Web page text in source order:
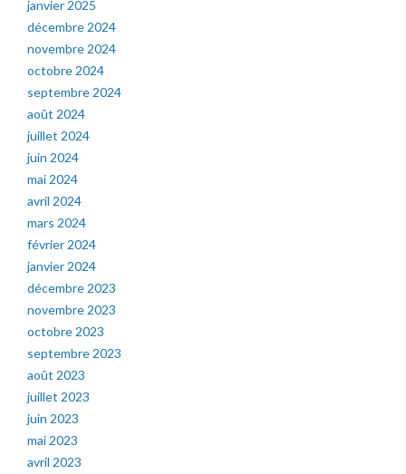
janvier 2025
décembre 2024
novembre 2024
octobre 2024
septembre 2024
août 2024
juillet 2024
juin 2024
mai 2024
avril 2024
mars 2024
février 2024
janvier 2024
décembre 2023
novembre 2023
octobre 2023
septembre 2023
août 2023
juillet 2023
juin 2023
mai 2023
avril 2023